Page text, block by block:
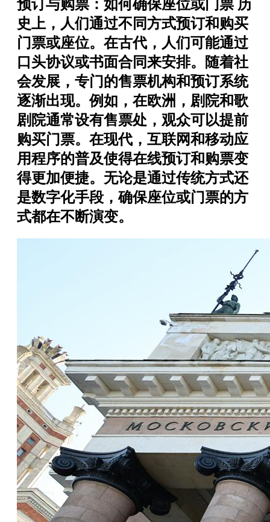
预订与购票：如何确保座位或门票 历
史上，人们通过不同方式预订和购买
门票或座位。在古代，人们可能通过
口头协议或书面合同来安排。随着社
会发展，专门的售票机构和预订系统
逐渐出现。例如，在欧洲，剧院和歌
剧院通常设有售票处，观众可以提前
购买门票。在现代，互联网和移动应
用程序的普及使得在线预订和购票变
得更加便捷。无论是通过传统方式还
是数字化手段，确保座位或门票的方
式都在不断演变。